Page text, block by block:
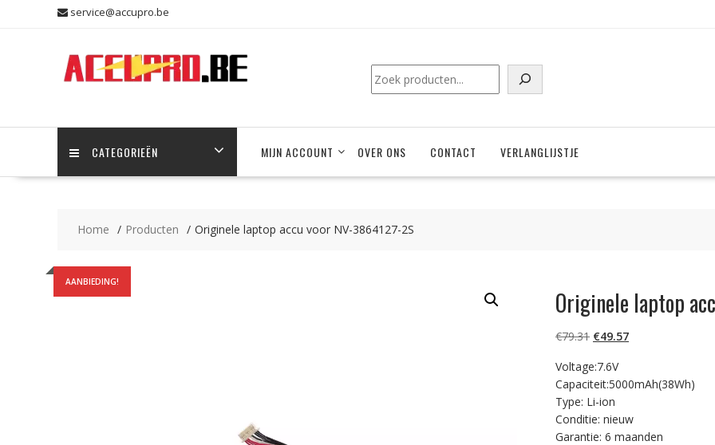
service@accupro.be
Zoeken
CATEGORIEËN MIJN ACCOUNT OVER ONS CONTACT VERLANGLIJSTJE
Home Producten Originele laptop accu voor NV-3864127-2S
AANBIEDING!
Originele laptop
€79.31 Oorspronkelijke
was:
€79.31.
€49.57Huidige
€49.57.
Voltage:7.6V
Capaciteit:5000mAh(38Wh)
Type: Li-ion
Conditie: nieuw
Garantie: 6 maanden